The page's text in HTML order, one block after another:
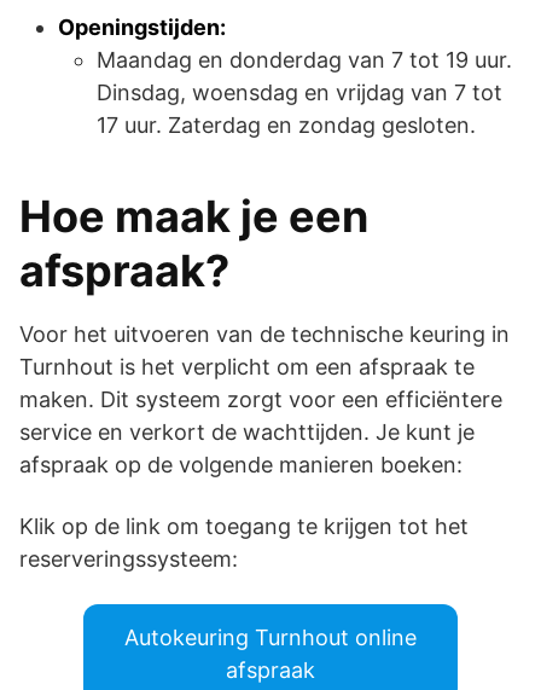
Openingstijden:
Maandag en donderdag van 7 tot 19 uur.
Dinsdag, woensdag en vrijdag van 7 tot
17 uur. Zaterdag en zondag gesloten.
Hoe maak je een
afspraak?
Voor het uitvoeren van de technische keuring in
Turnhout is het verplicht om een afspraak te
maken. Dit systeem zorgt voor een efficiëntere
service en verkort de wachttijden. Je kunt je
afspraak op de volgende manieren boeken:
Klik op de link om toegang te krijgen tot het
reserveringssysteem:
Autokeuring Turnhout online
afspraak